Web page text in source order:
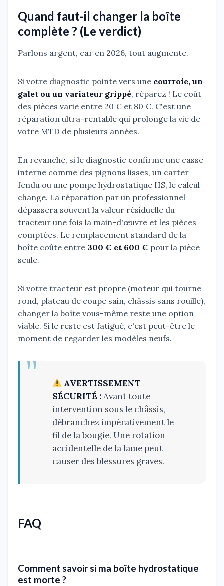
Quand faut-il changer la boîte
complète ? (Le verdict)
Parlons argent, car en 2026, tout augmente.
Si votre diagnostic pointe vers une courroie, un
galet ou un variateur grippé, réparez ! Le coût
des pièces varie entre 20 € et 80 €. C'est une
réparation ultra-rentable qui prolonge la vie de
votre MTD de plusieurs années.
En revanche, si le diagnostic confirme une casse
interne comme des pignons lisses, un carter
fendu ou une pompe hydrostatique HS, le calcul
change. La réparation par un professionnel
dépassera souvent la valeur résiduelle du
tracteur une fois la main-d'œuvre et les pièces
comptées. Le remplacement standard de la
boîte coûte entre 300 € et 600 € pour la pièce
seule.
Si votre tracteur est propre (moteur qui tourne
rond, plateau de coupe sain, châssis sans rouille),
changer la boîte vous-même reste une option
viable. Si le reste est fatigué, c'est peut-être le
moment de regarder les modèles neufs.
AVERTISSEMENT
SÉCURITÉ :Avant toute
intervention sous le châssis,
débranchez impérativement le
fil de la bougie. Une rotation
accidentelle de la lame peut
causer des blessures graves.
FAQ
Comment savoir si ma boîte hydrostatique
est morte ?